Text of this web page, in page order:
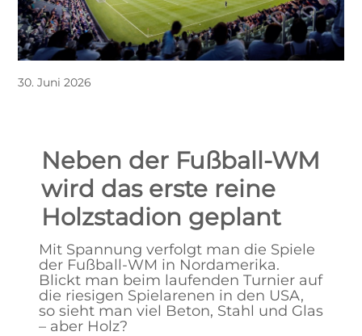
30. Juni 2026
Neben der Fußball-WM
wird das erste reine
Holzstadion geplant
Mit Spannung verfolgt man die Spiele
der Fußball-WM in Nordamerika.
Blickt man beim laufenden Turnier auf
die riesigen Spielarenen in den USA,
so sieht man viel Beton, Stahl und Glas
– aber Holz?